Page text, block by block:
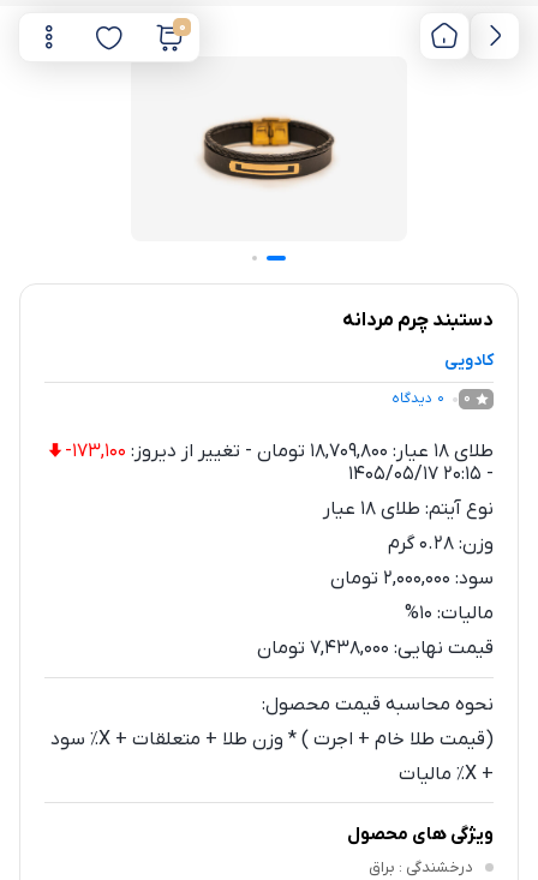
0
دستبند چرم مردانه
کادویی
0
0 دیدگاه
طلای 18 عیار: 18,709,800 تومان- تغییر از دیروز: -173,100
-
1405/05/17 20:15
نوع آیتم: طلای 18 عیار
وزن: 0.28 گرم
سود: 2,000,000 تومان
مالیات: 10%
قیمت نهایی: 7,438,000 تومان
نحوه محاسبه قیمت محصول:
(قیمت طلا خام + اجرت ) * وزن طلا + متعلقات + X٪ سود
+ X٪ مالیات
ویژگی های محصول
درخشندگی : براق